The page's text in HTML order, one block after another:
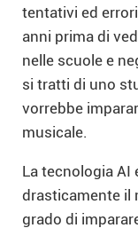
tentativi ed
anni prima di
nelle scuole e
si tratti di uno
vorrebbe
musicale.
La tecnologia
drasticamente il
grado di